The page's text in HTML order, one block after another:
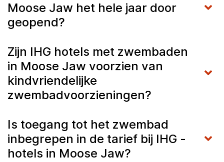
Moose Jaw het hele jaar door
geopend?
Zijn IHG hotels met zwembaden
in Moose Jaw voorzien van
kindvriendelijke
zwembadvoorzieningen?
Is toegang tot het zwembad
inbegrepen in de tarief bij IHG -
hotels in Moose Jaw?